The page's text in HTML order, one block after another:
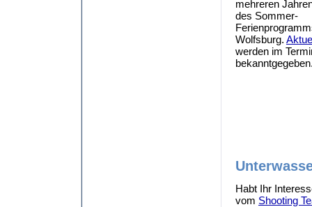
mehreren
des Sommer-
Wolfsburg.
werden im
Habt Ihr
vom Shooting